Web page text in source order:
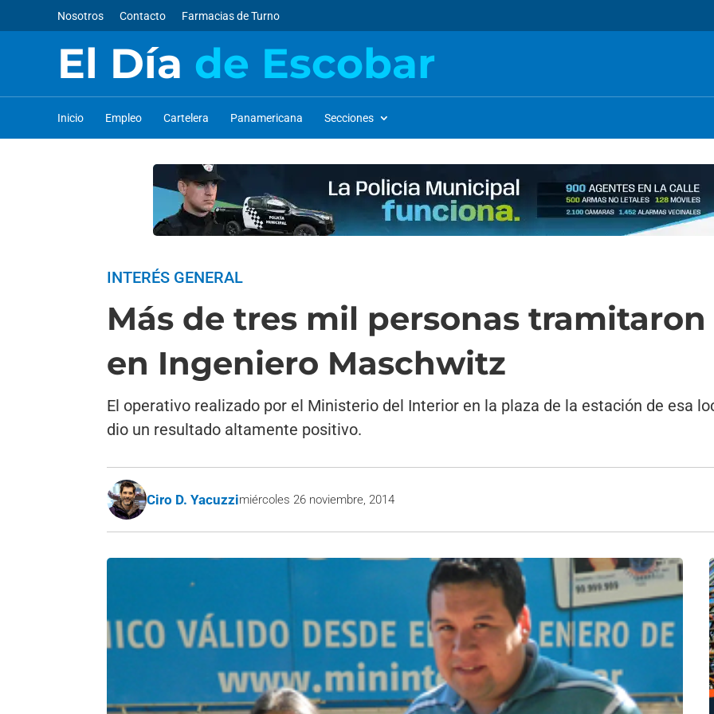
Nosotros Contacto Farmacias de Turno
El Día de Escobar
Inicio Empleo Cartelera Panamericana Secciones
INTERÉS GENERAL
Más de tres mil personas tramitaron
en Ingeniero Maschwitz
El operativo realizado por el Ministerio del Interior en la plaza de la estación de esa
dio un resultado altamente positivo.
Ciro D. Yacuzzimiércoles 26 noviembre, 2014